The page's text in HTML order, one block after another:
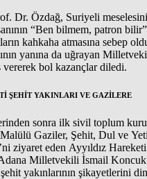
Dr. Özdağ, Suriyeli
“Ben bilmem, patron
kahkaha atmasına sebep
yanına da uğrayan
vererek bol kazançlar diledi.
ŞEHİT YAKINLARI VE GAZİLERE
sonra ilk sivil toplum
Gaziler, Şehit, Dul ve
ziyaret eden Ayyıldız
Milletvekili İsmail Koncuk
yakınlarının şikayetlerini